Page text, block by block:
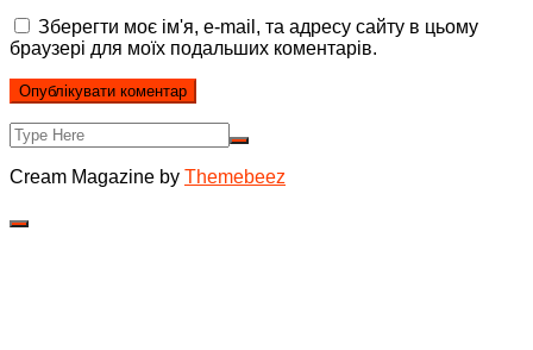
Зберегти моє ім'я, e-mail, та адресу сайту в цьому
браузері для моїх подальших коментарів.
Cream Magazine by Themebeez